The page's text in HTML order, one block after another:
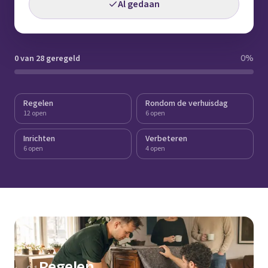
Al gedaan
0 van 28 geregeld 0%
Regelen
12 open
Rondom de verhuisdag
6 open
Inrichten
6 open
Verbeteren
4 open